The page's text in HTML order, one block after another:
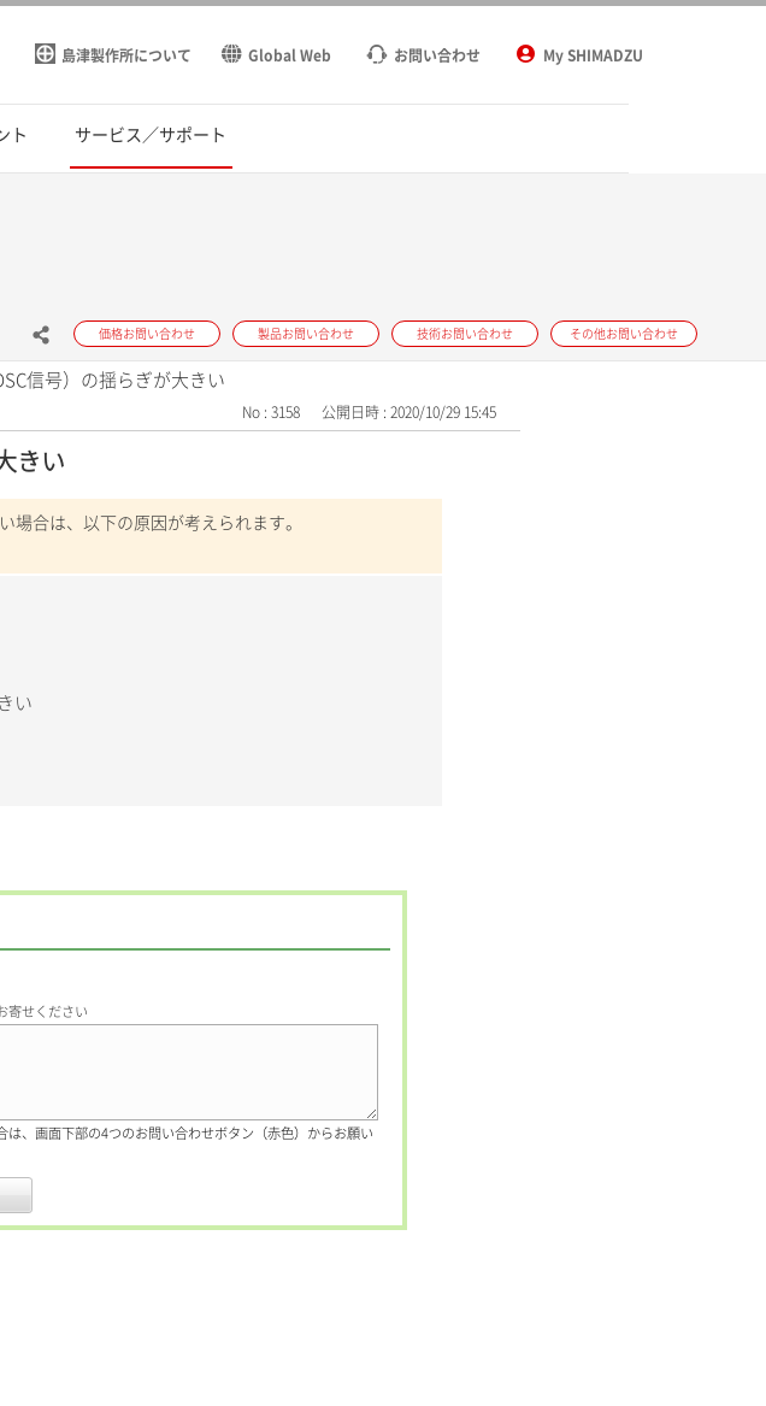
島津製作所について Global Web お問い合わせ My SHIMADZU
ト サービス／サポート
価格お問い合わせ 製品お問い合わせ 技術お問い合わせ その他お問い合わせ
信号）の揺らぎが大きい
No : 3158 公開日時 : 2020/10/29 15:45
きい
場合は、以下の原因が考えられます。
い
寄せください
は、画面下部の4つのお問い合わせボタン（赤色）からお願い